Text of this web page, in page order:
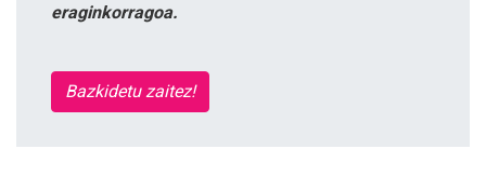
eraginkorragoa.
Bazkidetu zaitez!